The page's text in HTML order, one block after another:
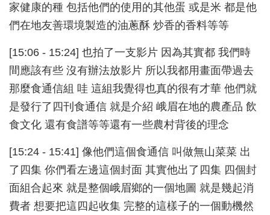
家健康的種 包括他們的使用的其他蛋 或是米 都是他
們在地友善環境製造的油蔥酥 炒香的香料等等
[15:06 - 15:24] 也拍了一支影片 因為其實都 我們時
間應該有些 沒有辦法放影片 所以我都用畫面帶過去
那麼食通信組 哇 這組我覺得也真的很有才華 他們就
是發行了四刊食通信 就是介紹 峨眉在地的農產品 飲
食文化 還有食譜等等還有一些農村背後的理念
[15:24 - 15:41] 像他們這個食通信 叫做無山菜菜 出
了四集 你們看左邊這個封面 其實他出了四集 四個封
面組合起來 就是整個峨眉鄉的一個地圖 就是幾起消
費者 想要把這四起收集 完整的這樣子的一個動機然